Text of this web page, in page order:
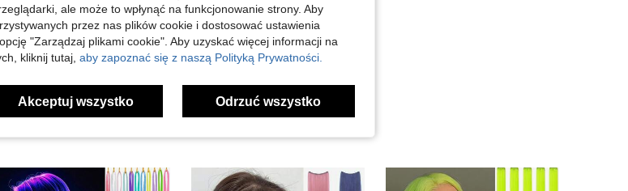
ale może to wpłynąć na funkcjonowanie strony. Aby
przez nas plików cookie i dostosować ustawienia
"Zarządzaj plikami cookie". Aby uzyskać więcej informacji na
kliknij tutaj, aby zapoznać się z naszą Polityką Prywatności.
Akceptuj wszystko Odrzuć wszystko